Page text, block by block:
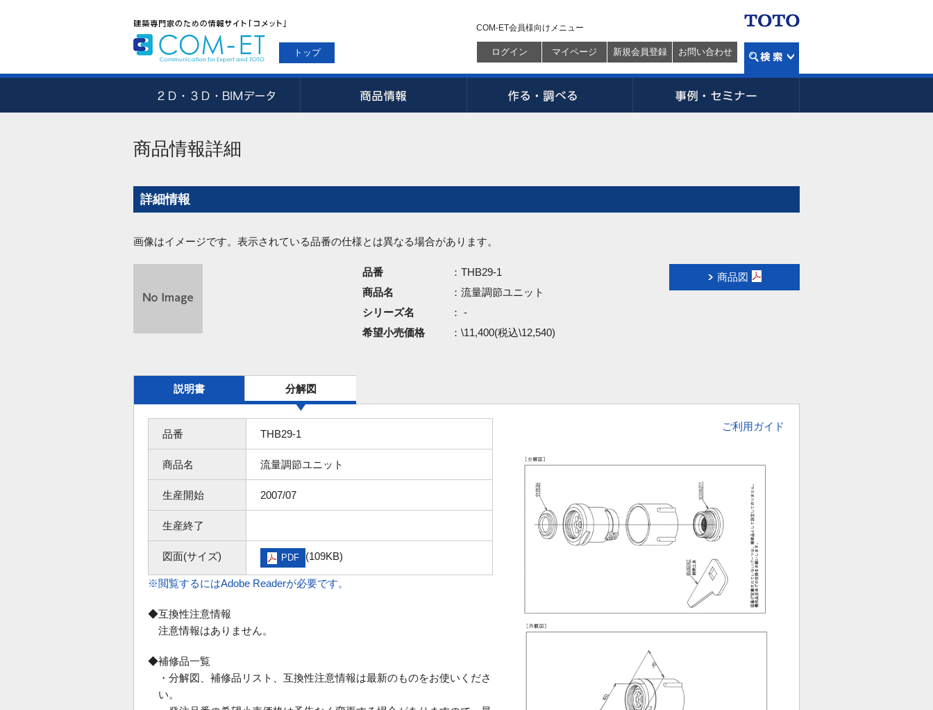
トップ
COM-ET会員様向けメニュー
ログイン マイページ 新規会員登録 お問い合わせ
商品情報詳細
詳細情報
画像はイメージです。表示されている品番の仕様とは異なる場合があります。
品番
：THB29-1
商品名
：流量調節ユニット
シリーズ名
： -
希望小売価格
：\11,400(税込\12,540)
商品図
説明書 分解図
品番 THB29-1
商品名 流量調節ユニット
生産開始 2007/07
生産終了
図面(サイズ) PDF (109KB)
※閲覧するにはAdobe Readerが必要です。
◆互換性注意情報
注意情報はありません。
◆補修品一覧
・分解図、補修品リスト、互換性注意情報は最新のものをお使いくださ
い。
ご利用ガイド